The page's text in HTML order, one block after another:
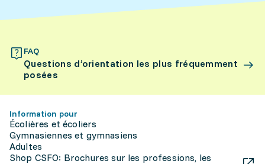
FAQ
Questions d’orientation les plus fréquemment
posées
Information pour
Écolières et écoliers
Gymnasiennes et gymnasiens
Adultes
Shop CSFO: Brochures sur les professions, les